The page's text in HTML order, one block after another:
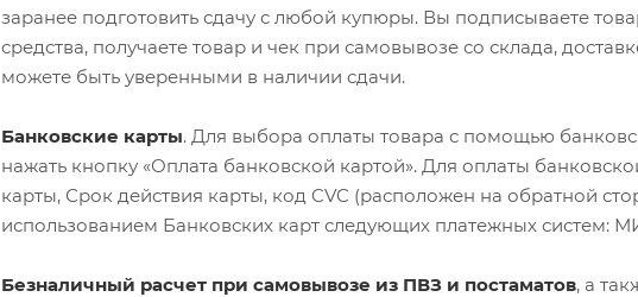
заранее подготовить сдачу с любой купюры. Вы подписываете
средства, получаете товар и чек при самовывозе со склада,
можете быть уверенными в наличии сдачи.
Банковские карты. Для выбора оплаты товара с помощью
нажать кнопку «Оплата банковской картой». Для оплаты
карты, Срок действия карты, код CVC (расположен на обратной
использованием Банковских карт следующих платежных систем:
Безналичный расчет при самовывозе из ПВЗ и постаматов, а